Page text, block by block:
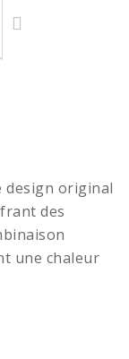
design original
des
une chaleur